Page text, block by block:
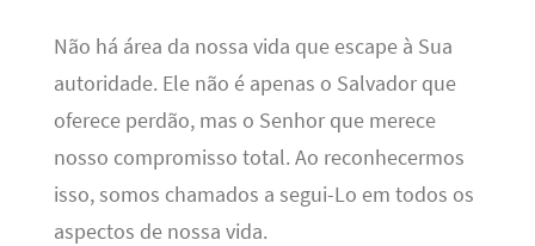
Não há área da nossa vida que escape à Sua
autoridade. Ele não é apenas o Salvador que
oferece perdão, mas o Senhor que merece
nosso compromisso total. Ao reconhecermos
isso, somos chamados a segui-Lo em todos os
aspectos de nossa vida.